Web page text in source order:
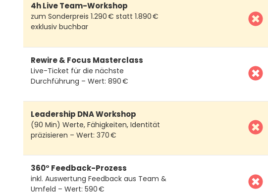
4h Live Team-Workshop
zum Sonderpreis 1.290 € statt 1.890 €
exklusiv buchbar
Rewire & Focus Masterclass
Live-Ticket für die nächste
Durchführung – Wert: 890 €
Leadership DNA Workshop
(90 Min) Werte, Fähigkeiten, Identität
präzisieren – Wert: 370 €
360° Feedback-Prozess
inkl. Auswertung Feedback aus Team &
Umfeld – Wert: 590 €